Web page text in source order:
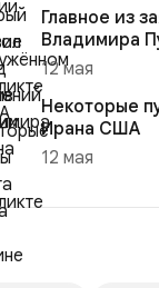
Главное из
Владимира
конфликте на
12 мая
Некоторые
Ирана США
12 мая